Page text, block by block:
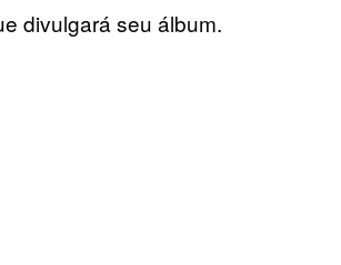
divulgará seu álbum.